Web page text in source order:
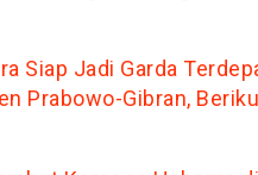
Siap Jadi Garda
Prabowo-Gibran,